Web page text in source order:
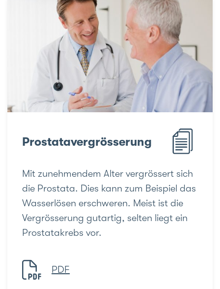
Prostatavergrösserung
Mit zunehmendem Alter vergrössert sich
die Prostata. Dies kann zum Beispiel das
Wasserlösen erschweren. Meist ist die
Vergrösserung gutartig, selten liegt ein
Prostatakrebs vor.
PDF